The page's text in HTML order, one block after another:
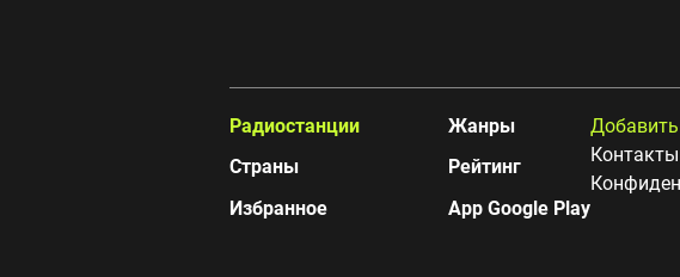
Радиостанции
Жанры
Страны
Рейтинг
Избранное
App Google Play
Контакты